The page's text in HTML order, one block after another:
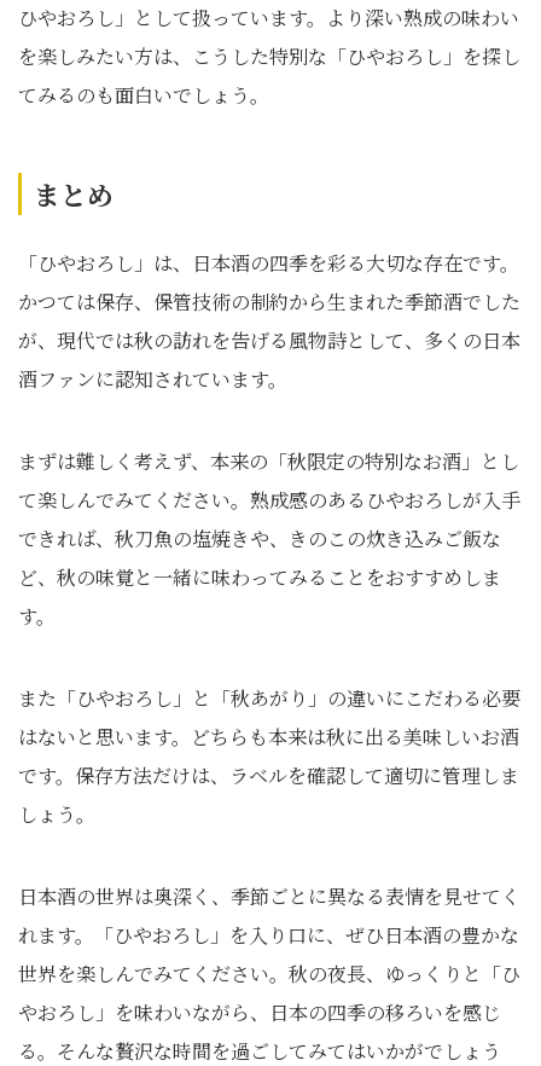
ひやおろし」として扱っています。より深い熟成の味わい
を楽しみたい方は、こうした特別な「ひやおろし」を探し
てみるのも面白いでしょう。
まとめ
「ひやおろし」は、日本酒の四季を彩る大切な存在です。
かつては保存、保管技術の制約から生まれた季節酒でした
が、現代では秋の訪れを告げる風物詩として、多くの日本
酒ファンに認知されています。
まずは難しく考えず、本来の「秋限定の特別なお酒」とし
て楽しんでみてください。熟成感のあるひやおろしが入手
できれば、秋刀魚の塩焼きや、きのこの炊き込みご飯な
ど、秋の味覚と一緒に味わってみることをおすすめしま
す。
また「ひやおろし」と「秋あがり」の違いにこだわる必要
はないと思います。どちらも本来は秋に出る美味しいお酒
です。保存方法だけは、ラベルを確認して適切に管理しま
しょう。
日本酒の世界は奥深く、季節ごとに異なる表情を見せてく
れます。「ひやおろし」を入り口に、ぜひ日本酒の豊かな
世界を楽しんでみてください。秋の夜長、ゆっくりと「ひ
やおろし」を味わいながら、日本の四季の移ろいを感じ
る。そんな贅沢な時間を過ごしてみてはいかがでしょう